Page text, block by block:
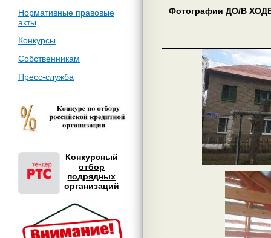
Нормативные правовые
акты
Конкурсы
Собственникам
Пресс-служба
Конкурсный
отбор
подрядных
организаций
Фотографии ДО/В ХОДЕ